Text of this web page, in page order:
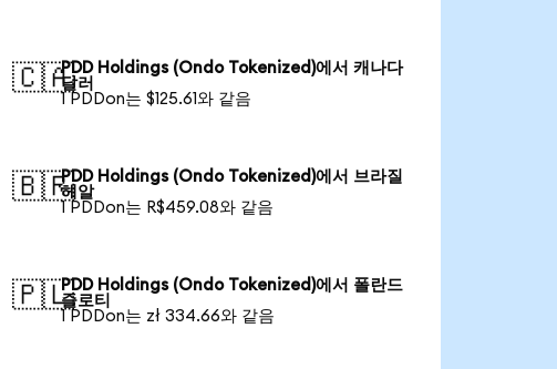
🇨🇦PDD Holdings (Ondo Tokenized)에서 캐나다
달러
1 PDDon는 $125.61와 같음
🇧🇷PDD Holdings (Ondo Tokenized)에서 브라질
헤알
1 PDDon는 R$459.08와 같음
🇵🇱PDD Holdings (Ondo Tokenized)에서 폴란드
즐로티
1 PDDon는 zł 334.66와 같음